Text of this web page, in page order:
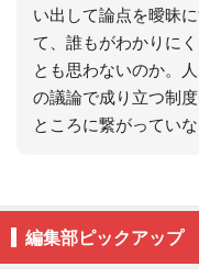
い出して論点を曖昧
て、誰もがわかりに
とも思わないのか。
の議論で成り立つ制
ところに繋がっていな
編集部ピックアップ